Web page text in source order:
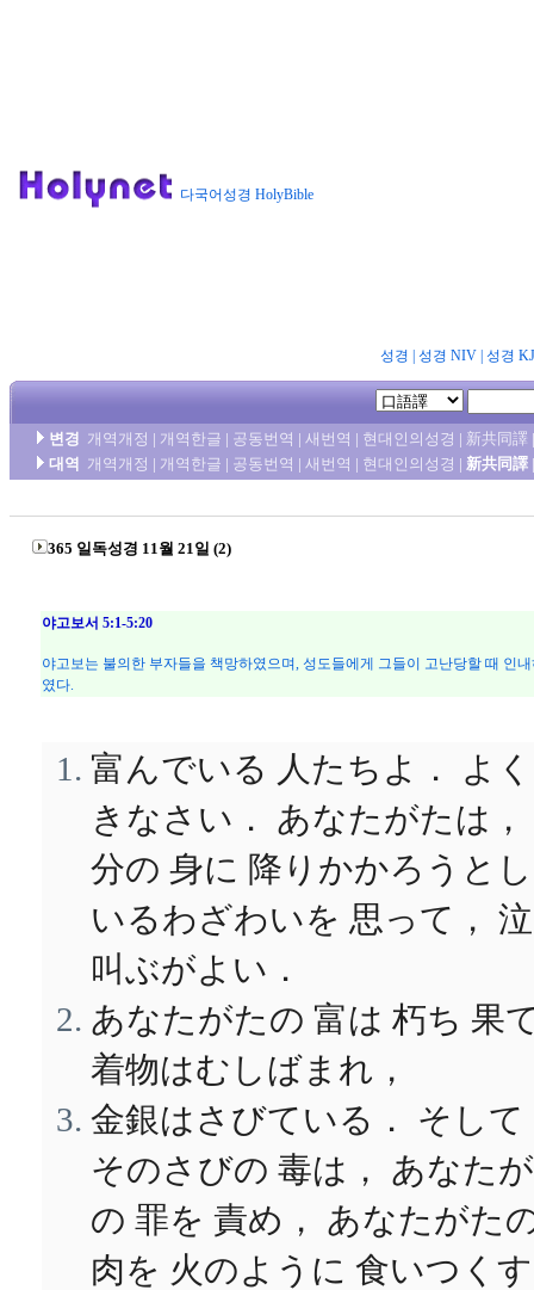
다국어성경 HolyBible
성경 성경 NIV| 성경
변경 개역개정 | 개역한글 | 공동번역 | 새번역 | 현대인의성경 | 新共同譯
대역
개역개정 | 개역한글 | 공동번역 | 새번역 | 현대인의성경 | 新共同譯
365 일독성경 11월 21일 (2)
야고보서 5:1-5:20
야고보는 불의한 부자들을 책망하였으며, 성도들에게 그들이 고난당할 때 인
였다.
富んでいる 人たちよ． よ
きなさい． あなたがたは，
分の 身に 降りかかろうと
いるわざわいを 思って，
叫ぶがよい．
あなたがたの 富は 朽ち 果
着物はむしばまれ，
金銀はさびている． そして
そのさびの 毒は， あなた
の 罪を 責め， あなたがた
肉を 火のように 食いつく